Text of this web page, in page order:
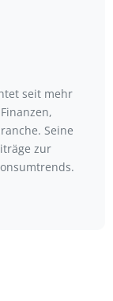
seit mehr
Seine
zur